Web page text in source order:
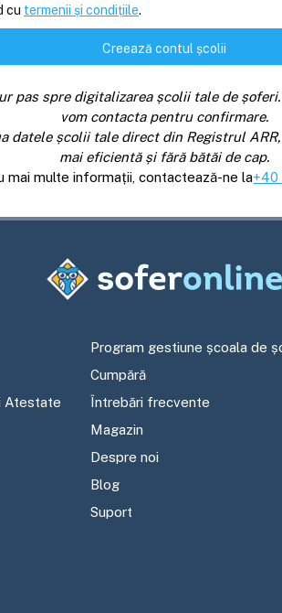
cu termenii și condițiile.
Creează contul școlii
pas spre digitalizarea școlii tale de
vom contacta pentru confirmare.
datele școlii tale direct din Registrul
mai eficientă și fără bătăi de cap.
mai multe informații, contactează-ne la+40
Atestate
Program gestiune școala de
Cumpără
Întrebări frecvente
Magazin
Despre noi
Blog
Suport